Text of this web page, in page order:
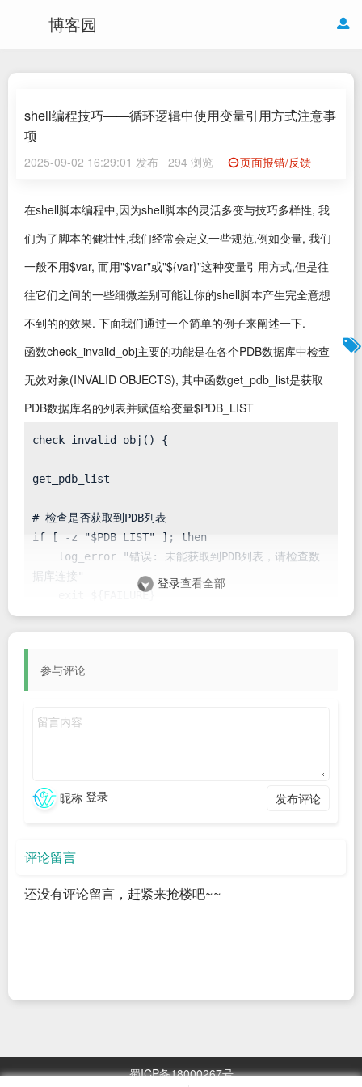
博客园
shell编程技巧——循环逻辑中使用变量引用方式注意事
项
2025-09-02 16:29:01 发布 294 浏览 页面报错/反馈
在shell脚本编程中,因为shell脚本的灵活多变与技巧多样性, 我
们为了脚本的健壮性,我们经常会定义一些规范,例如变量, 我们
一般不用$var, 而用"$var"或"${var}"这种变量引用方式,但是往
往它们之间的一些细微差别可能让你的shell脚本产生完全意想
不到的的效果. 下面我们通过一个简单的例子来阐述一下.
函数check_invalid_obj主要的功能是在各个PDB数据库中检查
无效对象(INVALID OBJECTS), 其中函数get_pdb_list是获取
PDB数据库名的列表并赋值给变量$PDB_LIST
check_invalid_obj() {
get_pdb_list
# 检查是否获取到PDB列表
if [ -z "$PDB_LIST" ]; then
据库连接"
fi
for pdb_name in  "${PDB_LIST}";
    then
        sqlplus -S /nolog 'VALID' order by
owner,object_name;
    fi
方有细微的区别(循环中变量PDB_LIST的引用方式不同)
get_pdb_list
登录查看全部
参与评论
昵称 登录 发布评论
评论留言
还没有评论留言，赶紧来抢楼吧~~
蜀ICP备18000267号